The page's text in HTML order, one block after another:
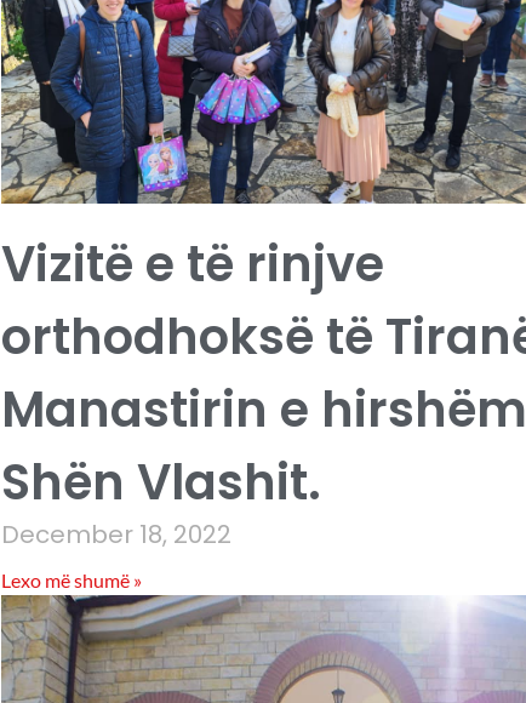
Vizitë e të rinjve
orthodhoksë të
Manastirin e
Shën Vlashit.
December 18, 2022
Lexo më shumë »